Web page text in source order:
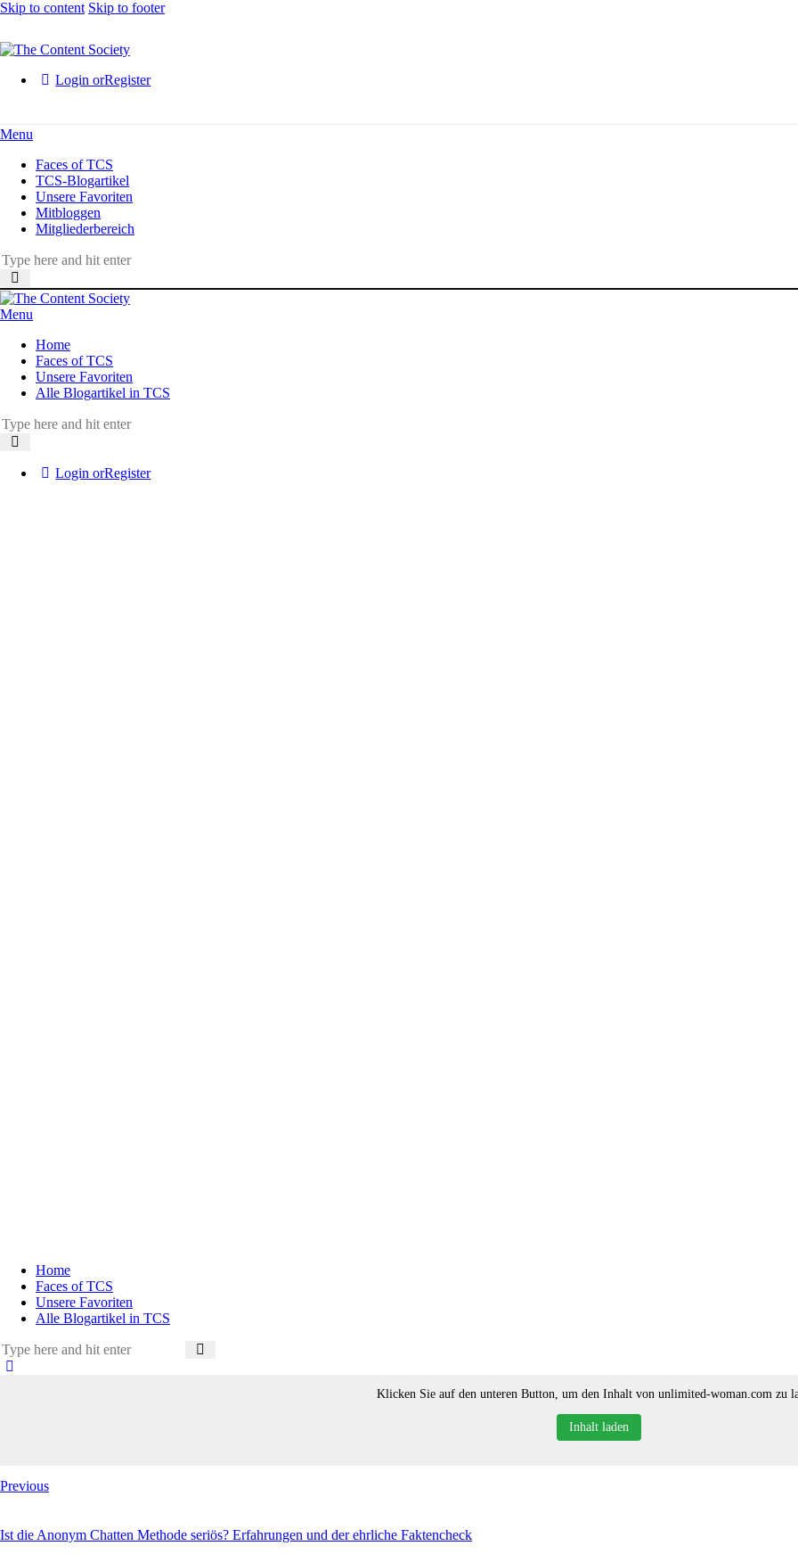
Skip to content Skip to footer
Login orRegister
Menu
Faces of TCS
TCS-Blogartikel
Unsere Favoriten
Mitbloggen
Mitgliederbereich
Menu
Home
Faces of TCS
Unsere Favoriten
Alle Blogartikel in TCS
Login orRegister
Home
Faces of TCS
Unsere Favoriten
Alle Blogartikel in TCS
Klicken Sie auf den unteren Button, um den Inhalt von unlimited-woman.com zu
Inhalt laden
Beitragsnavigation
Previous
Ist die Anonym Chatten Methode seriös? Erfahrungen und der ehrliche Faktencheck